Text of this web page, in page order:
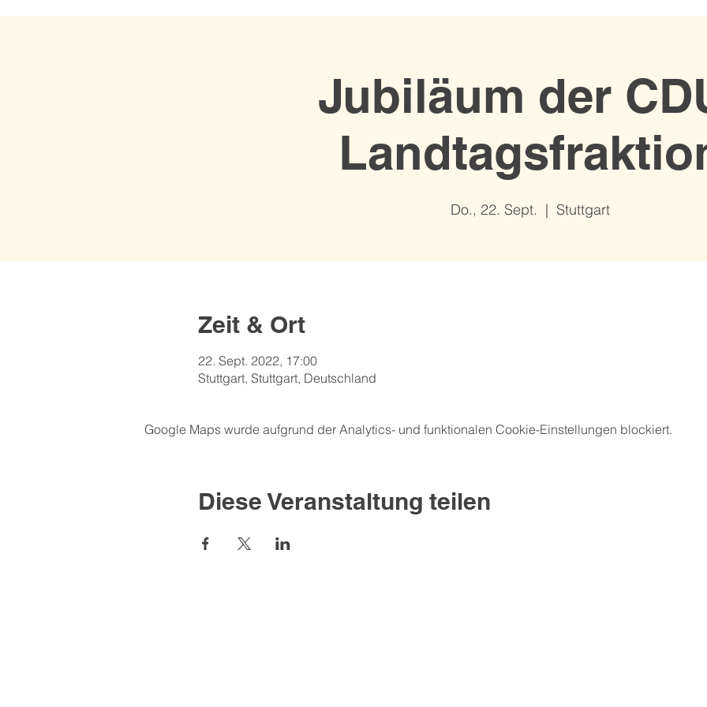
Jubiläum der
Do., 22. Sept.
  |
Stuttgart
Zeit & Ort
22. Sept. 2022, 17:00
Stuttgart, Stuttgart, Deutschland
Google Maps wurde aufgrund der Analytics- und funktionalen Cookie-Einstellungen blockiert.
Diese Veranstaltung teilen